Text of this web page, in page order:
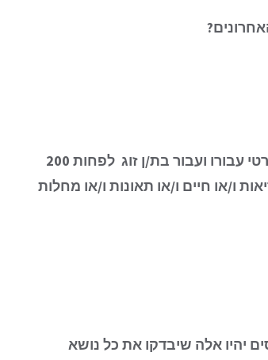
עבורו ועבור בת/ן זוג
לפחות 200
ו/או חיים ו/או תאונות ו/או מחלות
יהיו אלה שיבדקו את כל נושא